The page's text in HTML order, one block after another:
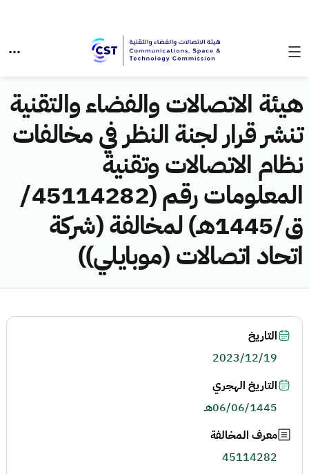
هيئة الاتصالات والفضاء والتقنية
تنشر قرار لجنة النظر في مخالفات
نظام الاتصالات وتقنية
المعلومات رقم (45114282/
ق/1445هـ) لمخالفة (شركة
اتحاد اتصالات (موبايلي))
التاريخ
2023/12/19
التاريخ الهجري
06/06/1445هـ
معرف المخالفة
45114282